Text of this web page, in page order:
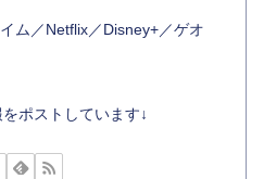
ム／Netflix／Disney+／ゲオ
ポストしています↓